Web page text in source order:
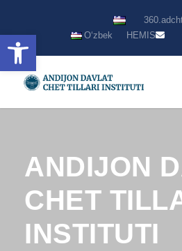
Open toolbar
Oʻzbek
HEMIS
ANDIJON
CHET
INSTITUTI